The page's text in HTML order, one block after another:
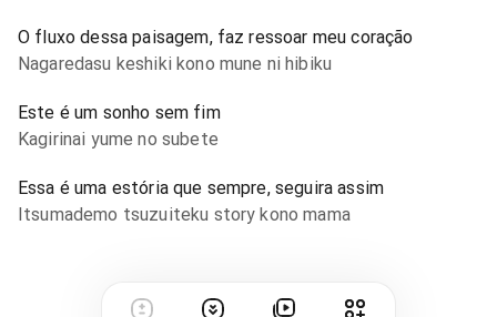
O fluxo dessa paisagem, faz ressoar meu coração
Nagaredasu keshiki kono mune ni hibiku
Este é um sonho sem fim
Kagirinai yume no subete
Essa é uma estória que sempre, seguira assim
Itsumademo tsuzuiteku story kono mama